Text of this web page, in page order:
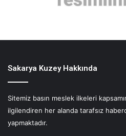
Sakarya Kuzey Hakkında
Sitemiz basın meslek ilkeleri
ilgilendiren her alanda tarafsız
yapmaktadır.